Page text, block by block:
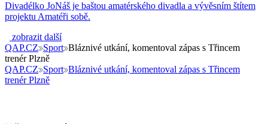
Divadélko JoNáš je baštou amatérského divadla a vývěsním štítem
projektu Amatéři sobě.
zobrazit další
QAP.CZ Sport Bláznivé utkání, komentoval zápas s Třincem
trenér Plzně
QAP.CZ Sport Bláznivé utkání, komentoval zápas s Třincem
trenér Plzně